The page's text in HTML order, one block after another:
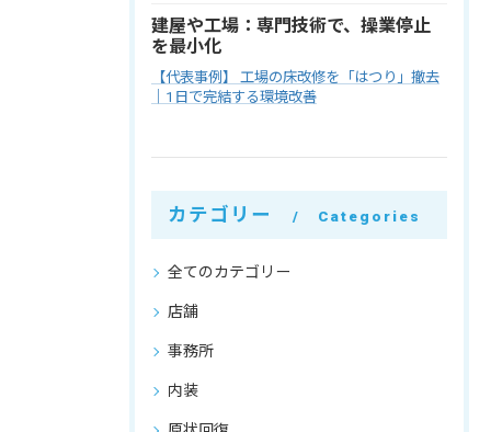
建屋や工場：専門技術で、操業停止
を最小化
【代表事例】 工場の床改修を「はつり」撤去
｜1日で完結する環境改善
カテゴリー Categories
全てのカテゴリー
店舗
事務所
内装